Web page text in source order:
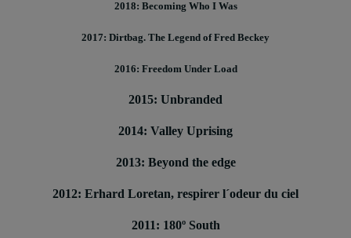
2018: Becoming Who I Was
2017: Dirtbag. The Legend of Fred Beckey
2016: Freedom Under Load
2015: Unbranded
2014: Valley Uprising
2013: Beyond the edge
2012: Erhard Loretan, respirer l´odeur du ciel
2011: 180º South